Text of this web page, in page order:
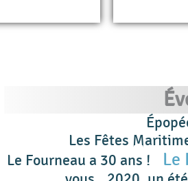
Les Fêtes
Le Fourneau a 30 ans !
Le